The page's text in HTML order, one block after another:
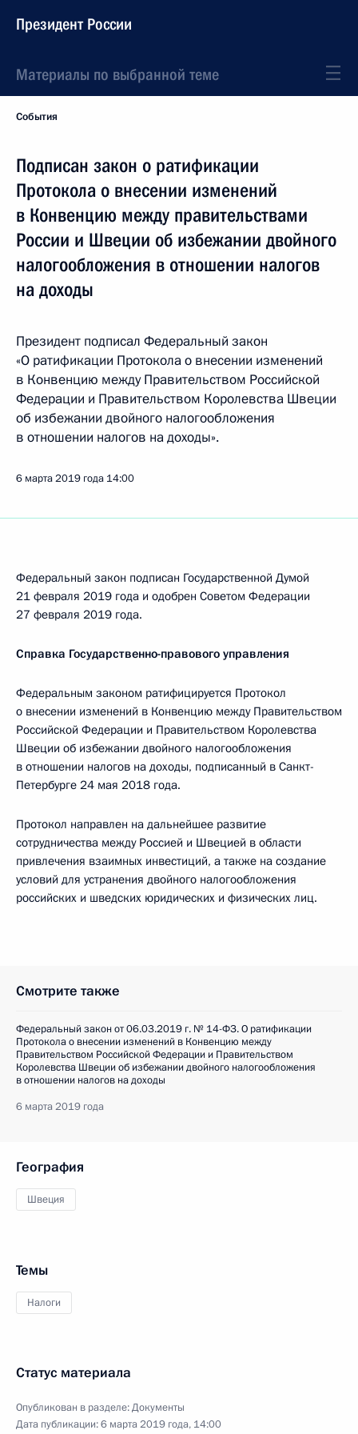
Президент России
Материалы по выбранной теме
События
Подписан закон о ратификации
Протокола о внесении изменений
в Конвенцию между правительствами
России и Швеции об избежании двойного
налогообложения в отношении налогов
на доходы
Президент подписал Федеральный закон
«О ратификации Протокола о внесении изменений
в Конвенцию между Правительством Российской
Федерации и Правительством Королевства Швеции
об избежании двойного налогообложения
в отношении налогов на доходы».
6 марта 2019 года 14:00
Федеральный закон подписан Государственной Думой
21 февраля 2019 года и одобрен Советом Федерации
27 февраля 2019 года.
Справка Государственно-правового управления
Федеральным законом ратифицируется Протокол
о внесении изменений в Конвенцию между Правительством
Российской Федерации и Правительством Королевства
Швеции об избежании двойного налогообложения
в отношении налогов на доходы, подписанный в Санкт-
Петербурге 24 мая 2018 года.
Протокол направлен на дальнейшее развитие
сотрудничества между Россией и Швецией в области
привлечения взаимных инвестиций, а также на создание
условий для устранения двойного налогообложения
российских и шведских юридических и физических лиц.
Смотрите также
Федеральный закон от 06.03.2019 г. № 14-ФЗ. О ратификации
Протокола о внесении изменений в Конвенцию между
Правительством Российской Федерации и Правительством
Королевства Швеции об избежании двойного налогообложения
в отношении налогов на доходы
6 марта 2019 года
География
Швеция
Темы
Налоги
Статус материала
Опубликован в разделе:Документы
Дата публикации:6 марта 2019 года, 14:00